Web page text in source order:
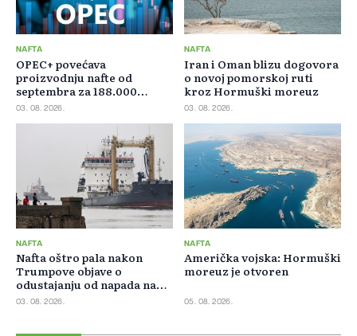
NAFTA
OPEC+ povećava
proizvodnju nafte od
septembra za 188.000
barela dnevno
03. 08. 2026.
NAFTA
Iran i Oman blizu dogovora
o novoj pomorskoj ruti
kroz Hormuški moreuz
03. 08. 2026.
NAFTA
Nafta oštro pala nakon
Trumpove objave o
odustajanju od napada na
Iran
03. 08. 2026.
NAFTA
Američka vojska: Hormuški
moreuz je otvoren
05. 08. 2026.